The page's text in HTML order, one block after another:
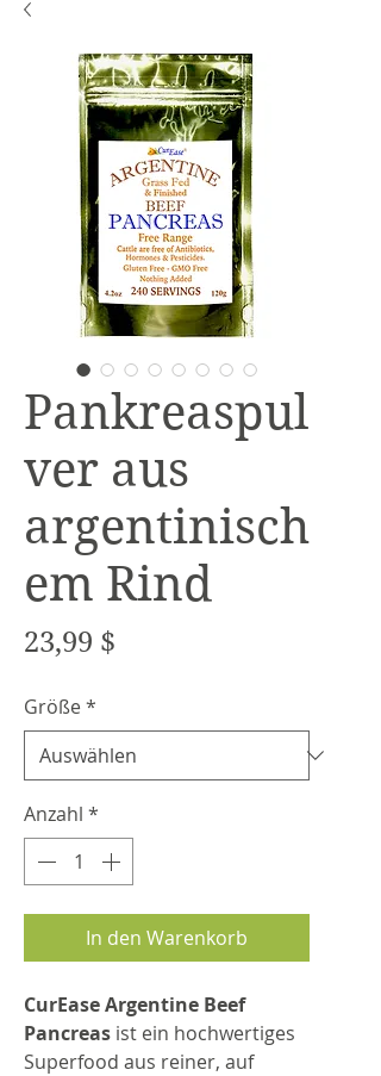
Pankreaspul
ver aus
argentinisch
em Rind
23,99 $
Größe*
Anzahl *
In den Warenkorb
CurEase Argentine Beef
Pancreas ist ein hochwertiges
Superfood aus reiner, auf